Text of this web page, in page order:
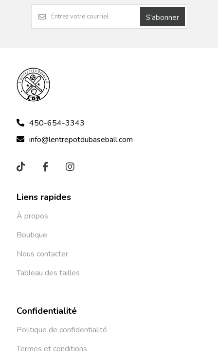
S'abonner
450-654-3343
info@lentrepotdubaseball.com
Liens rapides
À propos
Boutique
Nous contacter
Tableau des tailles
Confidentialité
Politique de confidentialité
Termes et conditions